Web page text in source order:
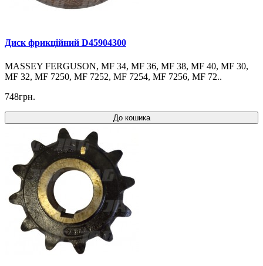
Диск фрикційний D45904300
MASSEY FERGUSON, MF 34, MF 36, MF 38, MF 40, MF 30,
MF 32, MF 7250, MF 7252, MF 7254, MF 7256, MF 72..
748грн.
До кошика